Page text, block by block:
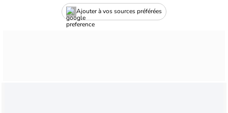
Ajouter à vos sources préférées